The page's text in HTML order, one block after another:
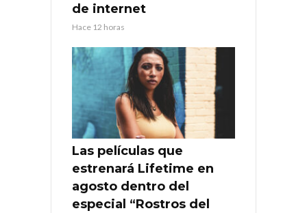
de internet
Hace 12 horas
Las películas que
estrenará Lifetime en
agosto dentro del
especial “Rostros del